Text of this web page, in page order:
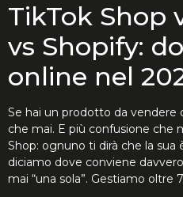
TikTok Shop
vs Shopify:
online nel
Se hai un prodotto da vendere
che mai. E più confusione che
Shop: ognuno ti dirà che la
diciamo dove conviene
mai “una sola”. Gestiamo oltre